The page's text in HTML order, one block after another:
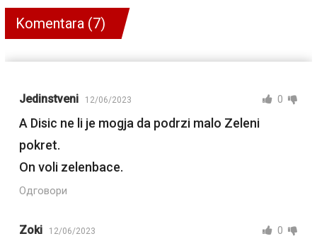
Komentara (7)
Jedinstveni 12/06/2023 0
A Disic ne li je mogja da podrzi malo Zeleni
pokret.
On voli zelenbace.
Одговори
Zoki 12/06/2023 0